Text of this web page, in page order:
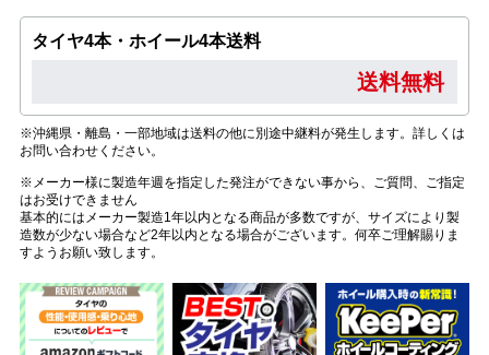
タイヤ4本・ホイール4本送料
送料無料
※沖縄県・離島・一部地域は送料の他に別途中継料が発生します。詳しくは
お問い合わせください。
※メーカー様に製造年週を指定した発注ができない事から、ご質問、ご指定
はお受けできません
基本的にはメーカー製造1年以内となる商品が多数ですが、サイズにより製
造数が少ない場合など2年以内となる場合がございます。何卒ご理解賜りま
すようお願い致します。